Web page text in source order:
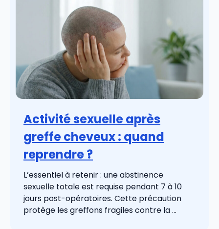
Activité sexuelle après
greffe cheveux : quand
reprendre ?
L’essentiel à retenir : une abstinence
sexuelle totale est requise pendant 7 à 10
jours post-opératoires. Cette précaution
protège les greffons fragiles contre la ...